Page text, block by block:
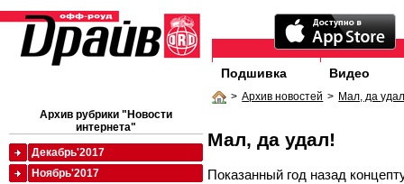
Подшивка Видео
> Архив новостей > Мал, да
Мал, да удал!
Показанный год назад
Архив рубрики "Новости
интернета"
Декабрь'2017
Ноябрь'2017